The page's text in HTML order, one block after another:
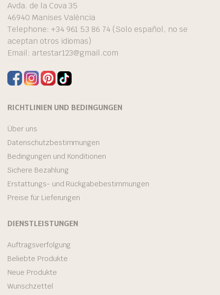
Avda. de la Cova 35
46940 Manises València
Telephone: +34 961 53 86 74 (Solo español, no se
aceptan otros idiomas)
Email: artestar123@gmail.com
RICHTLINIEN UND BEDINGUNGEN
Über uns
Datenschutzbestimmungen
Bedingungen und Konditionen
Sichere Bezahlung
Erstattungs- und Rückgabebestimmungen
Preise für Lieferungen
DIENSTLEISTUNGEN
Auftragsverfolgung
Beliebte Produkte
Neue Produkte
Wunschzettel